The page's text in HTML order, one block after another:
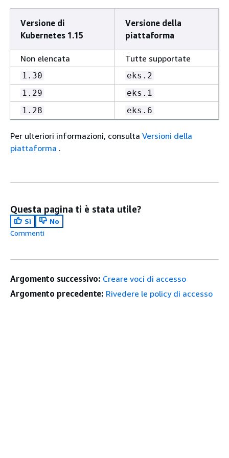
Versione di
Kubernetes 1.15
Versione della
piattaforma
Non elencata Tutte supportate
1.30
eks.2
1.29
eks.1
1.28
eks.6
Per ulteriori informazioni, consulta Versioni della
piattaforma .
Questa pagina ti è stata utile?
Sì
No
Commenti
Argomento successivo: Creare voci di accesso
Argomento precedente: Rivedere le policy di accesso